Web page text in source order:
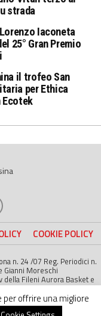
strada
Iaconeta
25° Gran Premio
il trofeo San
per Ethica
Ecotek
COOKIE POLICY
n. 24 /07 Reg. Periodici n.
Gianni Moreschi
della Fileni Aurora Basket e
byLife Color
offrire una migliore